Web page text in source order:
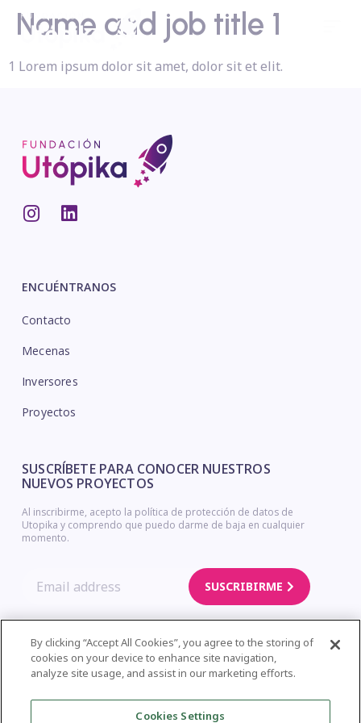
Name and job title 1
1 Lorem ipsum dolor sit amet, dolor sit et elit.
ENCUÉNTRANOS
Contacto
Mecenas
Inversores
Proyectos
SUSCRÍBETE PARA CONOCER NUESTROS
NUEVOS PROYECTOS
Al inscribirme, acepto la política de protección de datos de
Utopika y comprendo que puedo darme de baja en cualquier
momento.
SUSCRIBIRME
Copyright © Utopika. Legal Notice – Privacy Policy – Cookies Policy
| Web Design
By clicking “Accept All Cookies”, you agree to the storing of
cookies on your device to enhance site navigation,
analyze site usage, and assist in our marketing efforts.
Cookies Settings